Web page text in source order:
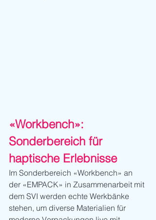
«Workbench»:
Sonderbereich für
haptische Erlebnisse
Im Sonderbereich «Workbench» an
der «EMPACK» in Zusammenarbeit mit
dem SVI werden echte Werkbänke
stehen, um diverse Materialien für